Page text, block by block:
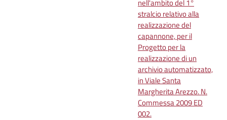
nell'ambito del 1°
stralcio relativo alla
realizzazione del
capannone, per il
Progetto per la
realizzazione di un
archivio automatizzato,
in Viale Santa
Margherita Arezzo. N.
Commessa 2009 ED
002.